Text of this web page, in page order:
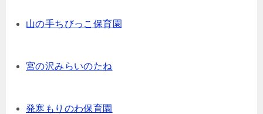
山の手ちびっこ保育園
宮の沢みらいのたね
発寒もりのわ保育園